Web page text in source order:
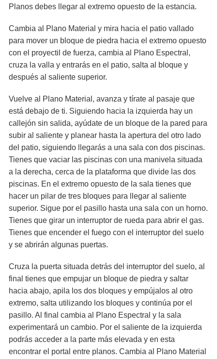
Planos debes llegar al extremo opuesto de la estancia.
Cambia al Plano Material y mira hacia el patio vallado
para mover un bloque de piedra hacia el extremo opuesto
con el proyectil de fuerza, cambia al Plano Espectral,
cruza la valla y entrarás en el patio, salta al bloque y
después al saliente superior.
Vuelve al Plano Material, avanza y tírate al pasaje que
está debajo de ti. Siguiendo hacia la izquierda hay un
callejón sin salida, ayúdate de un bloque de la pared para
subir al saliente y planear hasta la apertura del otro lado
del patio, siguiendo llegarás a una sala con dos piscinas.
Tienes que vaciar las piscinas con una manivela situada
a la derecha, cerca de la plataforma que divide las dos
piscinas. En el extremo opuesto de la sala tienes que
hacer un pilar de tres bloques para llegar al saliente
superior. Sigue por el pasillo hasta una sala con un horno.
Tienes que girar un interruptor de rueda para abrir el gas.
Tienes que encender el fuego con el interruptor del suelo
y se abrirán algunas puertas.
Cruza la puerta situada detrás del interruptor del suelo, al
final tienes que empujar un bloque de piedra y saltar
hacia abajo, apila los dos bloques y empújalos al otro
extremo, salta utilizando los bloques y continúa por el
pasillo. Al final cambia al Plano Espectral y la sala
experimentará un cambio. Por el saliente de la izquierda
podrás acceder a la parte más elevada y en esta
encontrar el portal entre planos. Cambia al Plano Material